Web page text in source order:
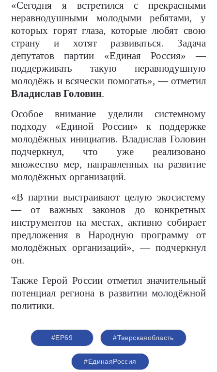
«Сегодня я встретился с прекрасными
неравнодушными молодыми ребятами, у
которых горят глаза, которые любят свою
страну и хотят развиваться. Задача
депутатов партии «Единая Россия» —
поддерживать такую неравнодушную
молодёжь и всячески помогать», — отметил
Владислав Головин.
Особое внимание уделили системному
подходу «Единой России» к поддержке
молодёжных инициатив. Владислав Головин
подчеркнул, что уже реализовано
множество мер, направленных на развитие
молодёжных организаций.
«В партии выстраивают целую экосистему
— от важных законов до конкретных
инструментов на местах, активно собирает
предложения в Народную программу от
молодёжных организаций», — подчеркнул
он.
Также Герой России отметил значительный
потенциал региона в развитии молодёжной
политики.
#ЕР69 #Тверскаяобласть
#‎ЕдинаяРоссия